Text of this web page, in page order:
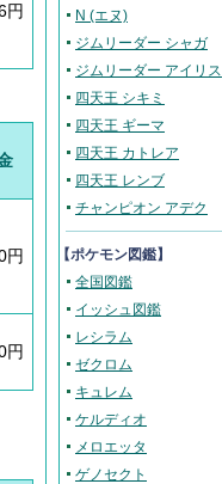
円
円
円
N (エヌ)
ジムリーダー シャガ
ジムリーダー アイリス
四天王 シキミ
四天王 ギーマ
四天王 カトレア
四天王 レンブ
チャンピオン アデク
【ポケモン図鑑】
全国図鑑
イッシュ図鑑
レシラム
ゼクロム
キュレム
ケルディオ
メロエッタ
ゲノセクト